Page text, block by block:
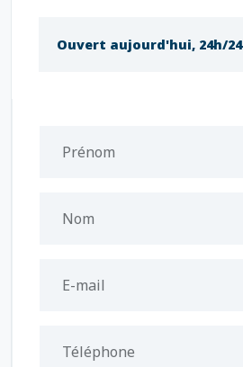
Ouvert aujourd'hui, 24h/24
Prénom
Nom
E-mail
Téléphone